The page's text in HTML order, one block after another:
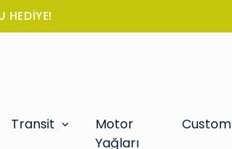
Transit
Motor
Yağları
Custom